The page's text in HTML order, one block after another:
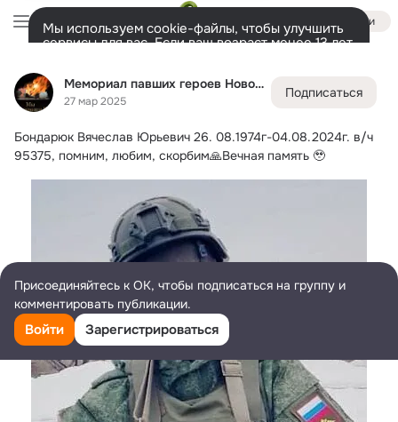
Мемориал павших героев Новосибирска и НСО
27 мар 2025
Подписаться
Бондарюк Вячеслав Юрьевич 26. 08.1974г-04.08.2024г. в/ч
95375, помним, любим, скорбим🙏Вечная память 🥹
Войти
Мы используем cookie-файлы, чтобы улучшить
сервисы для вас. Если ваш возраст менее 13 лет,
представитель.
Разрешить все Настроить
Лента Участники 6.7K Ещё
Дополнительная
колонка
Всё4 517 Обсуждаемые
Присоединяйтесь к ОК, чтобы подписаться на группу и
комментировать публикации.
Войти Зарегистрироваться